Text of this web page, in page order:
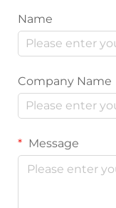
Name
Company Name
Message